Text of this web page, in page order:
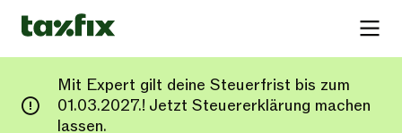
Mit Expert gilt deine Steuerfrist bis zum
01.03.2027.! Jetzt Steuererklärung machen
lassen.